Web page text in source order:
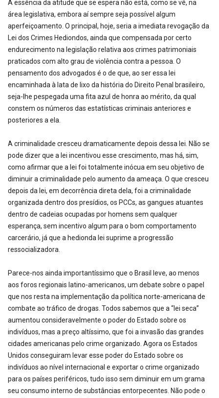
A essência da atitude que se espera não está, como se vê, na
área legislativa, embora aí sempre seja possível algum
aperfeiçoamento. O principal, hoje, seria a imediata revogação da
Lei dos Crimes Hediondos, ainda que compensada por certo
endurecimento na legislação relativa aos crimes patrimoniais
praticados com alto grau de violência contra a pessoa. O
pensamento dos advogados é o de que, ao ser essa lei
encaminhada à lata de lixo da história do Direito Penal brasileiro,
seja-lhe pespegada uma fita azul de honra ao mérito, da qual
constem os números das estatísticas criminais anteriores e
posteriores a ela.
A criminalidade cresceu dramaticamente depois dessa lei. Não se
pode dizer que a lei incentivou esse crescimento, mas há, sim,
como afirmar que a lei foi totalmente inócua em seu objetivo de
diminuir a criminalidade pelo aumento da ameaça. O que cresceu
depois da lei, em decorrência direta dela, foi a criminalidade
organizada dentro dos presídios, os PCCs, as gangues atuantes
dentro de cadeias ocupadas por homens sem qualquer
esperança, sem incentivo algum para o bom comportamento
carcerário, já que a hedionda lei suprime a progressão
ressocializadora.
Parece-nos ainda importantíssimo que o Brasil leve, ao menos
aos foros regionais latino-americanos, um debate sobre o papel
que nos resta na implementação da política norte-americana de
combate ao tráfico de drogas. Todos sabemos que a “lei seca”
aumentou consideravelmente o poder do Estado sobre os
indivíduos, mas a preço altíssimo, que foi a invasão das grandes
cidades americanas pelo crime organizado. Agora os Estados
Unidos conseguiram levar esse poder do Estado sobre os
indivíduos ao nível internacional e exportar o crime organizado
para os países periféricos, tudo isso sem diminuir em um grama
seu consumo interno de substâncias entorpecentes. Não pode o